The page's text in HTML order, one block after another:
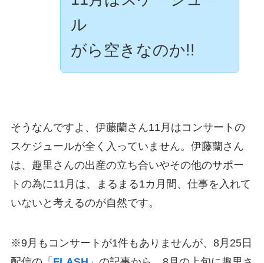
ル
がら空きなのか!!
そうなんですよ、伊藤蘭さん11月はコンサートの
スケジュールが全く入っていません。伊藤蘭さん
は、趣里さんの出産の立ち合いやその他のサポー
トの為に11月は、まるまる1カ月間、仕事を入れて
いないと考えるのが自然です。
※9月もコンサートが1件もありませんが、8月25日